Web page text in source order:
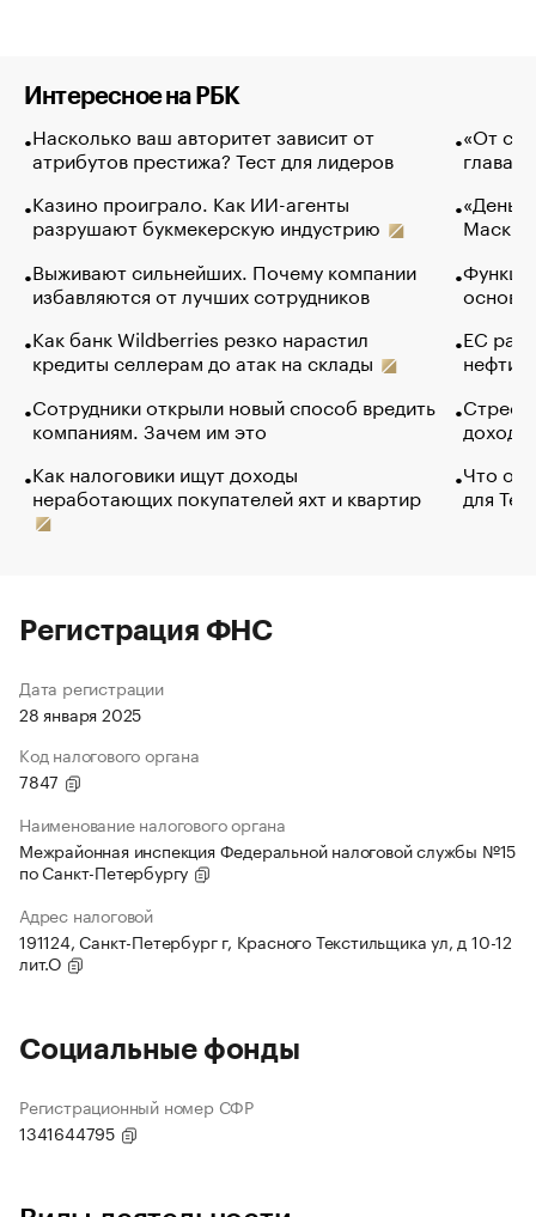
Интересное на РБК
Насколько ваш авторитет зависит от
атрибутов престижа? Тест для лидеров
Казино проиграло. Как ИИ-агенты
разрушают букмекерскую индустрию
Выживают сильнейших. Почему компании
избавляются от лучших сотрудников
Как банк Wildberries резко нарастил
кредиты селлерам до атак на склады
Сотрудники открыли новый способ вредить
компаниям. Зачем им это
Как налоговики ищут доходы
неработающих покупателей яхт и квартир
«От
глава
Маск в
основ
ЕС
нефти
Что
для
Регистрация ФНС
Дата регистрации
28 января 2025
Код налогового органа
7847
Наименование налогового органа
Межрайонная инспекция Федеральной налоговой службы №15
по Санкт-Петербургу
Адрес налоговой
191124, Санкт-Петербург г, Красного Текстильщика ул, д 10-12
лит.О
Социальные фонды
Регистрационный номер СФР
1341644795